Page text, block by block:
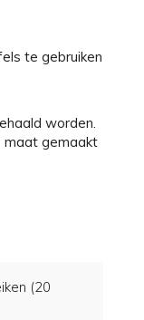
te gebruiken
worden.
maat gemaakt
(20